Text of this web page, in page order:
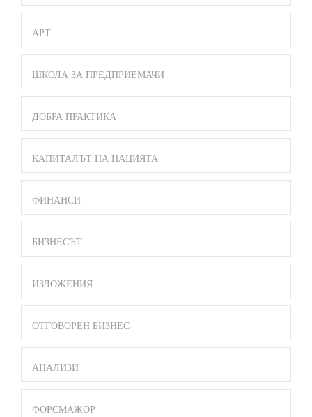
АРТ
ШКОЛА ЗА ПРЕДПРИЕМАЧИ
ДОБРА ПРАКТИКА
КАПИТАЛЪТ НА НАЦИЯТА
ФИНАНСИ
БИЗНЕСЪТ
ИЗЛОЖЕНИЯ
ОТГОВОРЕН БИЗНЕС
АНАЛИЗИ
ФОРСМАЖОР